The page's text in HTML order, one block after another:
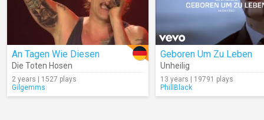
An Tagen Wie Diesen
Die Toten Hosen
2 years | 1527 plays
Gilgemms
Geboren Um Zu Leben
Unheilig
13 years | 19791 plays
PhillBlack